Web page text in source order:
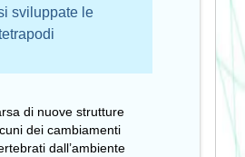
sviluppate le
di nuove strutture
dei cambiamenti
dall’ambiente